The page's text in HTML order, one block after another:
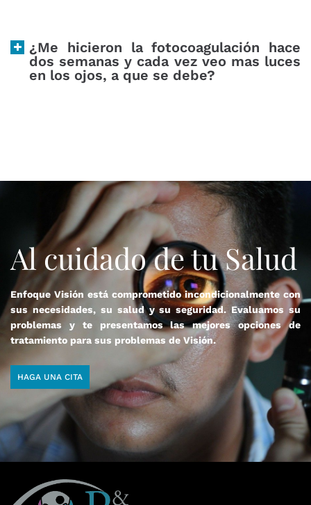
¿Me hicieron la fotocoagulación hace
dos semanas y cada vez veo mas luces
en los ojos, a que se debe?
Al cuidado de tu Salud
Enfoque Visión está comprometido incondicionalmente con
sus necesidades, su salud y su seguridad. Evaluamos su
problemas y te presentamos las mejores opciones de
tratamiento para sus problemas de Visión.
HAGA UNA CITA